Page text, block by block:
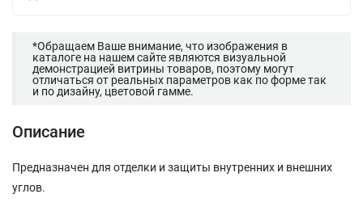
*Обращаем Ваше внимание, что изображения в
каталоге на нашем сайте являются визуальной
демонстрацией витрины товаров, поэтому могут
отличаться от реальных параметров как по форме так
и по дизайну, цветовой гамме.
Описание
Предназначен для отделки и защиты внутренних и внешних
углов.